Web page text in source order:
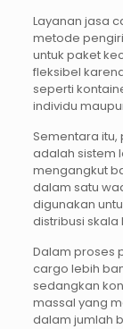
Layanan jasa
metode
untuk paket
fleksibel
seperti
individu
Sementara
adalah sistem
mengangkut
dalam satu
digunakan
distribusi skala
Dalam proses
cargo lebih
sedangkan
massal yang
dalam jumlah